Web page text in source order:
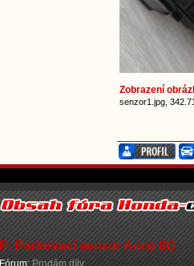
Zobrazení
senzor1.jpg,
P: Parkovací senzor Acco 8G
Fórum: Prodám díly